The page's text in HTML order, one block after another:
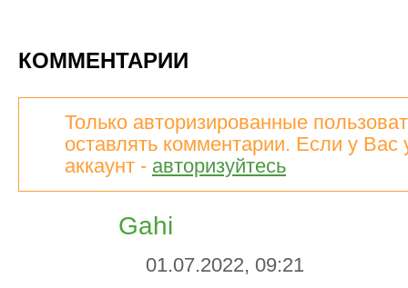
КОММЕНТАРИИ
Только авторизированные
оставлять комментарии. Если у Вас
аккаунт - авторизуйтесь
Gahi
01.07.2022, 09:21